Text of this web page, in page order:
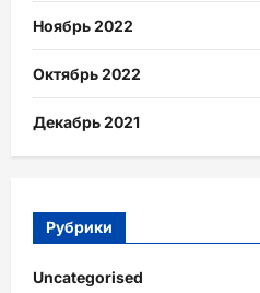
Ноябрь 2022
Октябрь 2022
Декабрь 2021
Рубрики
Uncategorised